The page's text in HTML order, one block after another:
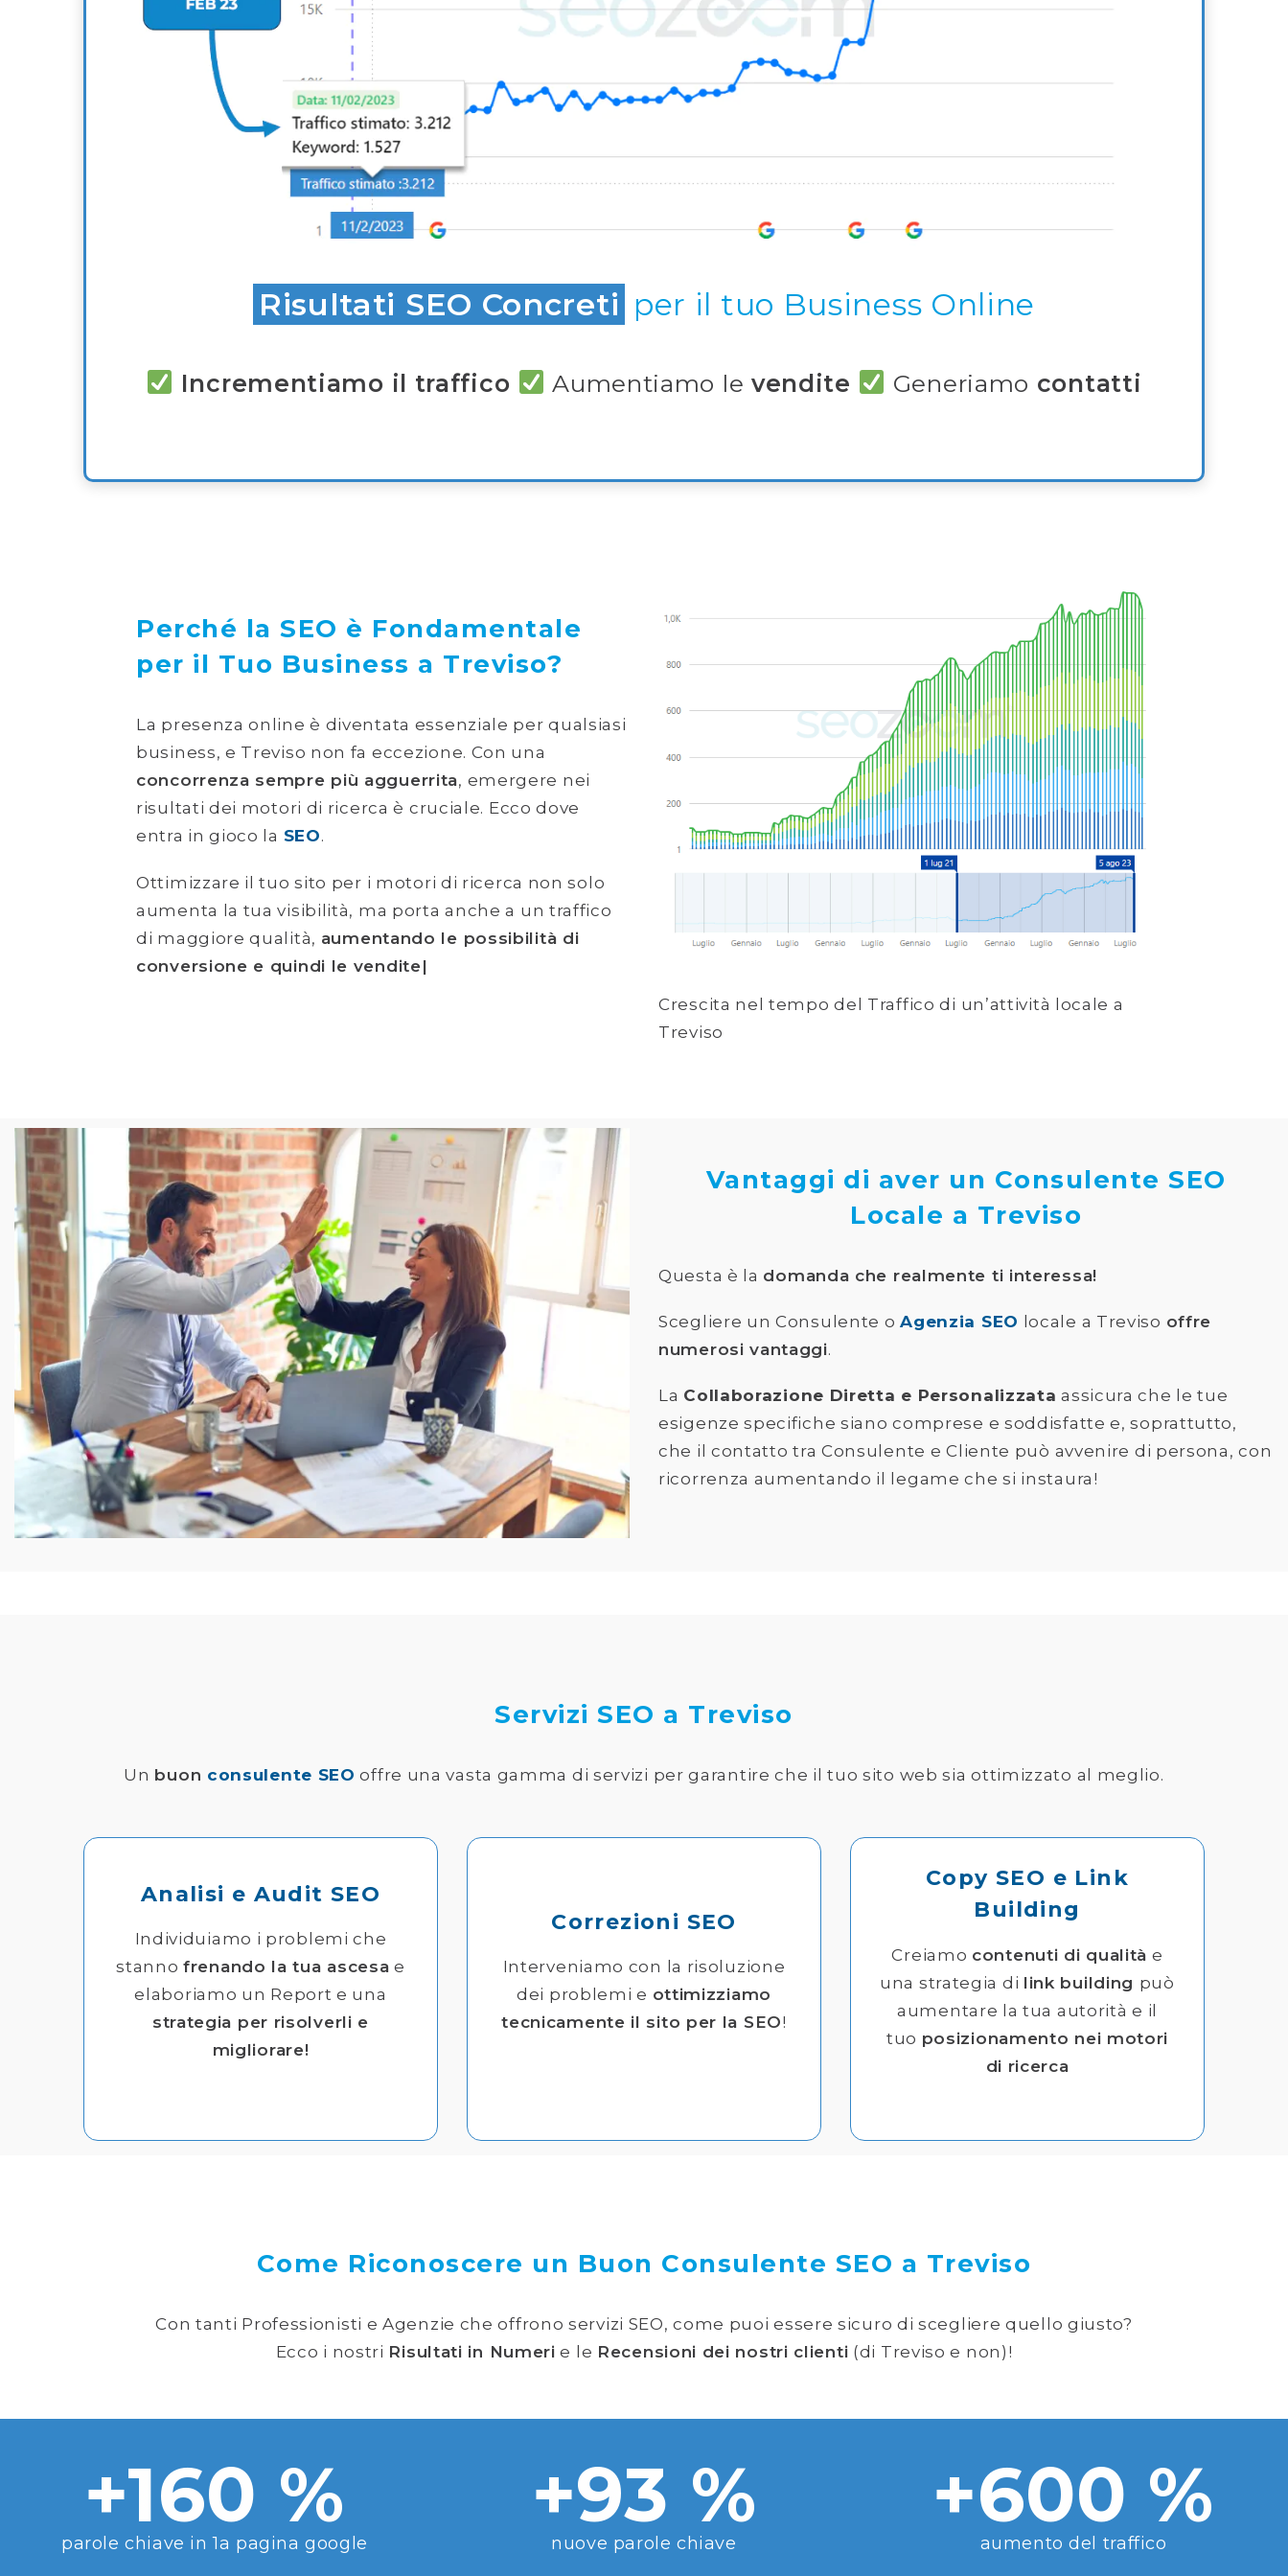
Risultati SEO Concreti per il tuo Business Online
Incrementiamo il traffico Aumentiamo le vendite Generiamo contatti
Perché la SEO è Fondamentale
per il Tuo Business a Treviso?
La presenza online è diventata essenziale per qualsiasi
business, e Treviso non fa eccezione. Con una
concorrenza sempre più agguerrita, emergere nei
risultati dei motori di ricerca è cruciale. Ecco dove
entra in gioco la SEO.
Ottimizzare il tuo sito per i motori di ricerca non solo
aumenta la tua visibilità, ma porta anche a un traffico
di maggiore qualità, aumentando le possibilità di
conversione e quindi le vendite|
Crescita nel tempo del Traffico di un’attività locale a
Treviso
Vantaggi di aver un Consulente SEO
Locale a Treviso
Questa è la domanda che realmente ti interessa!
Scegliere un Consulente oAgenzia SEO locale a Treviso offre
numerosi vantaggi.
La Collaborazione Diretta e Personalizzata assicura che le tue
esigenze specifiche siano comprese e soddisfatte e, soprattutto,
che il contatto tra Consulente e Cliente può avvenire di persona, con
ricorrenza aumentando il legame che si instaura!
Servizi SEO a Treviso
Un buon consulente SEO offre una vasta gamma di servizi per garantire che il tuo sito web sia ottimizzato al meglio.
Analisi e Audit SEO
Individuiamo i problemi che
stannofrenando la tua ascesa e
elaboriamo un Report e una
strategia per risolverli e
migliorare!
Correzioni SEO
Interveniamo con la risoluzione
dei problemi e ottimizziamo
tecnicamente il sito per la SEO!
Copy SEO e Link
Building
Creiamo contenuti di qualità e
una strategia di link building può
aumentare la tua autorità e il
tuo posizionamento nei motori
di ricerca
Come Riconoscere un Buon Consulente SEO a Treviso
Con tanti Professionisti e Agenzie che offrono servizi SEO, come puoi essere sicuro di scegliere quello giusto?
Ecco i nostri Risultati in Numeri e le Recensioni dei nostri clienti (di Treviso e non)!
+160 %
parole chiave in 1a pagina google
+93 %
nuove parole chiave
+600 %
aumento del traffico